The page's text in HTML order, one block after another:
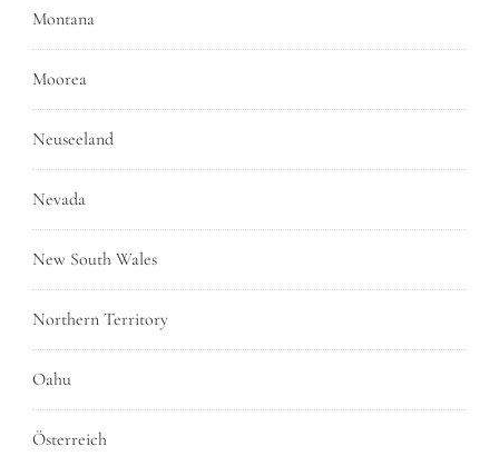
Montana
Moorea
Neuseeland
Nevada
New South Wales
Northern Territory
Oahu
Österreich